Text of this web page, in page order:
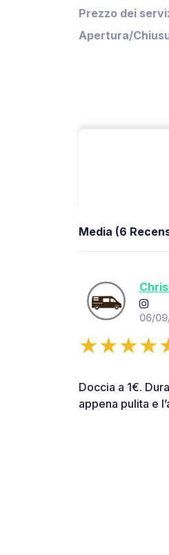
Prezzo dei
Apertura/
Media (6
06/
Doccia a 1€.
appena pulita e